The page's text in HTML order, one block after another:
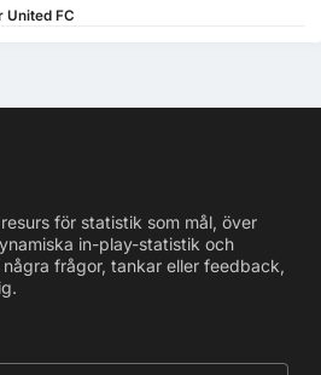
United FC
för statistik som mål, över
in-play-statistik och
frågor, tankar eller feedback,